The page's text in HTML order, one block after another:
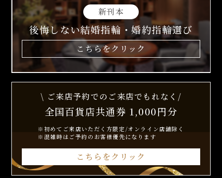
新刊本
後悔しない結婚指輪・婚約指輪選び
こちらをクリック
\ ご来店予約でのご来店でもれなく/
全国百貨店共通券 1,000円分
※初めてご来店いただく方限定/オンライン店舗除く
※混雑時はご予約のお客様優先になります
こちらをクリック